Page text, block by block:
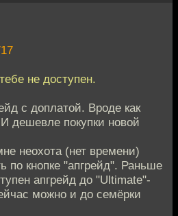
не доступен.
с доплатой. Вроде как
дешевле покупки новой
неохота (нет времени)
по кнопке "апгрейд". Раньше
апгрейд до "Ultimate"-
можно и до семёрки